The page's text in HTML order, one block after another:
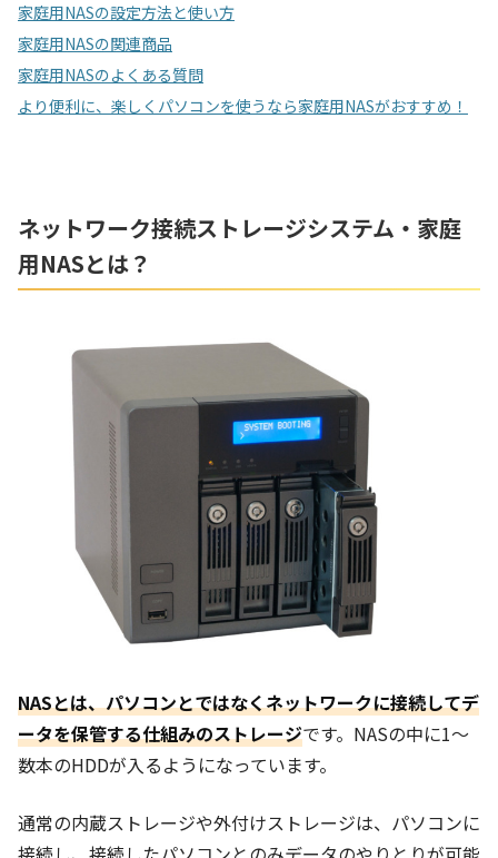
家庭用NASの設定方法と使い方
家庭用NASの関連商品
家庭用NASのよくある質問
より便利に、楽しくパソコンを使うなら家庭用NASがおすすめ！
ネットワーク接続ストレージシステム・家庭
用NASとは？
NASとは、パソコンとではなくネットワークに接続してデ
ータを保管する仕組みのストレージです。NASの中に1～
数本のHDDが入るようになっています。
通常の内蔵ストレージや外付けストレージは、パソコンに